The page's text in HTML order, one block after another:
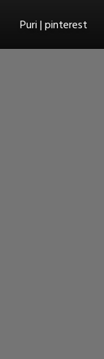
Puri | pinterest